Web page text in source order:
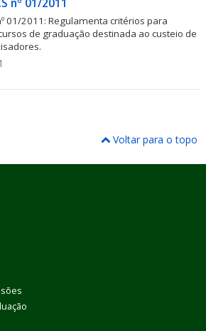
nº 01/2011
01/2011: Regulamenta critérios para
de graduação destinada ao custeio de
Voltar para o topo